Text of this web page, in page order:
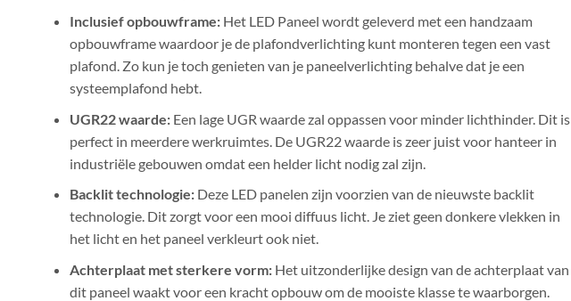
Inclusief opbouwframe:Het LED Paneel wordt geleverd met een handzaam
opbouwframe waardoor je de plafondverlichting kunt monteren tegen een vast
plafond. Zo kun je toch genieten van je paneelverlichting behalve dat je een
systeemplafond hebt.
UGR22 waarde: Een lage UGR waarde zal oppassen voor minder lichthinder. Dit is
perfect in meerdere werkruimtes. De UGR22 waarde is zeer juist voor hanteer in
industriële gebouwen omdat een helder licht nodig zal zijn.
Backlit technologie:Deze LED panelen zijn voorzien van de nieuwste backlit
technologie. Dit zorgt voor een mooi diffuus licht. Je ziet geen donkere vlekken in
het licht en het paneel verkleurt ook niet.
Achterplaat met sterkere vorm: Het uitzonderlijke design van de achterplaat van
dit paneel waakt voor een kracht opbouw om de mooiste klasse te waarborgen.